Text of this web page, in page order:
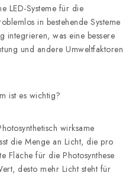
LED-Systeme für die
in bestehende Systeme
integrieren, was eine bessere
und andere Umweltfaktoren
ist es wichtig?
wirksame
die Menge an Licht, die pro
Fläche für die Photosynthese
desto mehr Licht steht für